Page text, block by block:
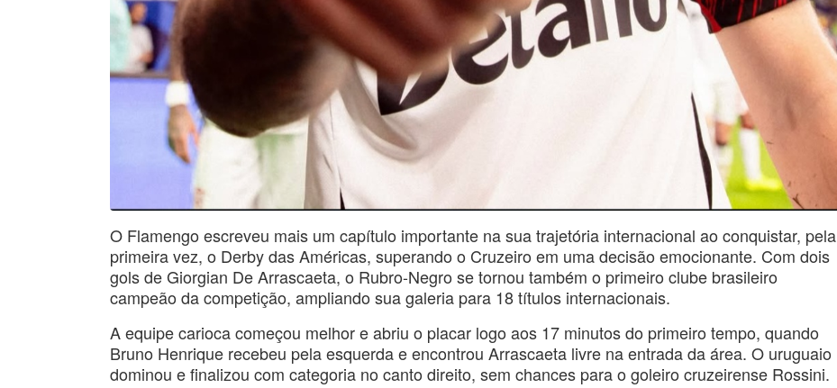
O Flamengo escreveu mais um capítulo importante na sua trajetória internacional ao conquistar, pela
primeira vez, o Derby das Américas, superando o Cruzeiro em uma decisão emocionante. Com dois
gols de Giorgian De Arrascaeta, o Rubro-Negro se tornou também o primeiro clube brasileiro
campeão da competição, ampliando sua galeria para 18 títulos internacionais.
A equipe carioca começou melhor e abriu o placar logo aos 17 minutos do primeiro tempo, quando
Bruno Henrique recebeu pela esquerda e encontrou Arrascaeta livre na entrada da área. O uruguaio
dominou e finalizou com categoria no canto direito, sem chances para o goleiro cruzeirense Rossini.